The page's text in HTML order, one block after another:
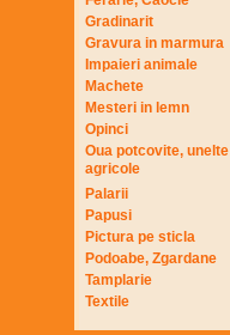
Gradinarit
Gravura in marmura
Impaieri animale
Machete
Mesteri in lemn
Opinci
Oua potcovite, unelte
agricole
Palarii
Papusi
Pictura pe sticla
Podoabe, Zgardane
Tamplarie
Textile